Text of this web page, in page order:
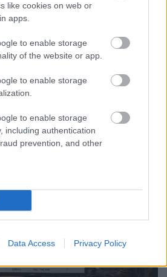
like cookies on web or
apps.
to enable storage
of the website or app.
to enable storage
to enable storage
including authentication
prevention, and other
Data Access Privacy Policy
ezer forint
•2026. május 05.
csak érdekességként olvastuk,
milyen szezonja
...